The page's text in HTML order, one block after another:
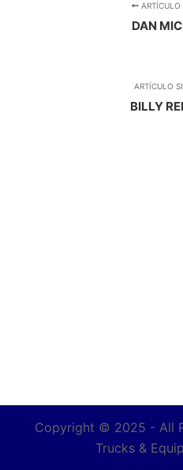
ARTÍCULO
DAN
ARTÍCULO
BILLY
Copyright © 2025 - All
Trucks &